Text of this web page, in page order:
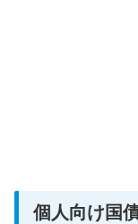
個人向け国